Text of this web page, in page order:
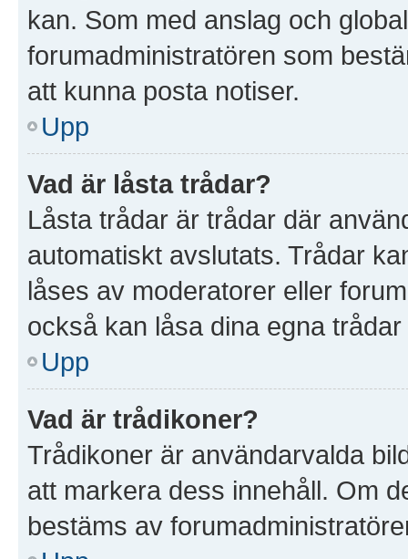
kan. Som med anslag och
forumadministratören som
att kunna posta notiser.
Upp
Vad är låsta trådar?
Låsta trådar är trådar där
automatiskt avslutats. Trådar
låses av moderatorer eller
också kan låsa dina egna
Upp
Vad är trådikoner?
Trådikoner är användarvalda
att markera dess innehåll. Om
bestäms av